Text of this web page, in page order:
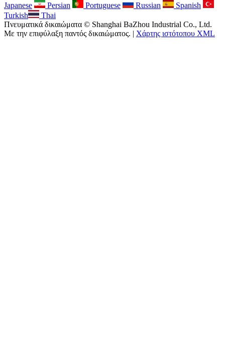
Japanese
Persian Portuguese Russian
Spanish
Turkish
Thai
Πνευματικά δικαιώματα © Shanghai BaZhou Industrial Co., Ltd.
Με την επιφύλαξη παντός δικαιώματος. | Χάρτης ιστότοπου XML